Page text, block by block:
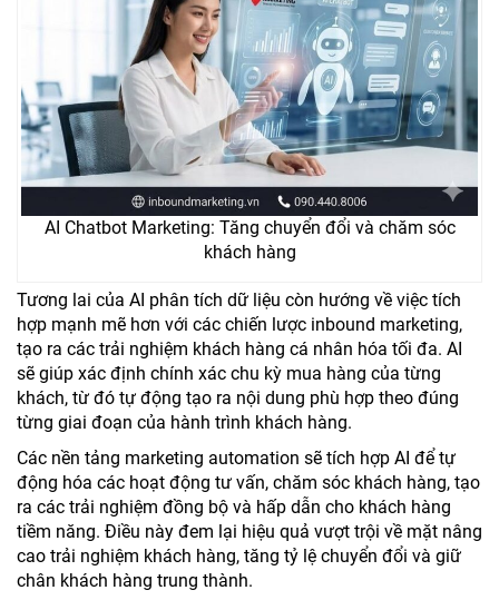
AI Chatbot Marketing: Tăng chuyển đổi và chăm sóc
khách hàng
Tương lai của AI phân tích dữ liệu còn hướng về việc tích
hợp mạnh mẽ hơn với các chiến lược inbound marketing,
tạo ra các trải nghiệm khách hàng cá nhân hóa tối đa. AI
sẽ giúp xác định chính xác chu kỳ mua hàng của từng
khách, từ đó tự động tạo ra nội dung phù hợp theo đúng
từng giai đoạn của hành trình khách hàng.
Các nền tảng marketing automation sẽ tích hợp AI để tự
động hóa các hoạt động tư vấn, chăm sóc khách hàng, tạo
ra các trải nghiệm đồng bộ và hấp dẫn cho khách hàng
tiềm năng. Điều này đem lại hiệu quả vượt trội về mặt nâng
cao trải nghiệm khách hàng, tăng tỷ lệ chuyển đổi và giữ
chân khách hàng trung thành.